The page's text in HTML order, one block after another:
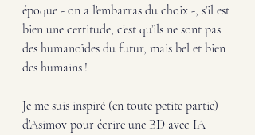
époque - on a l'embarras du choix -, s’il est
bien une certitude, c’est qu’ils ne sont pas
des humanoïdes du futur, mais bel et bien
des humains !
Je me suis inspiré (en toute petite partie)
d’Asimov pour écrire une BD avec IA